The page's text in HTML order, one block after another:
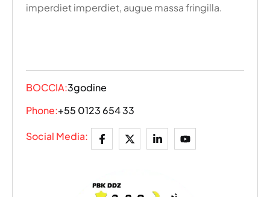
imperdiet imperdiet, augue massa fringilla.
BOCCIA:3godine
Phone:+55 0123 654 33
Social Media: